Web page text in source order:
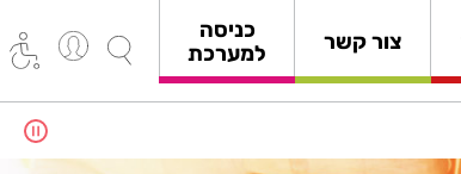
צור קשר
כניסה
למערכת